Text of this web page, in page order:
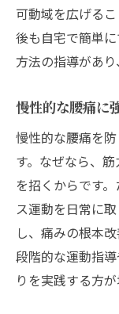
可動域を広げる
後も自宅で簡単
方法の指導があり
慢性的な腰痛に
慢性的な腰痛を
す。なぜなら、
を招くからです
ス運動を日常に
し、痛みの根本
段階的な運動指
りを実践する方が